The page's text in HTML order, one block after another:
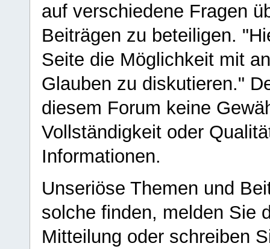
auf verschiedene Fragen
Beiträgen zu beteiligen.
Seite die Möglichkeit mit
Glauben zu diskutieren."
diesem Forum keine
Vollständigkeit oder
Informationen.
Unseriöse Themen und
solche finden, melden Sie
Mitteilung oder schreiben